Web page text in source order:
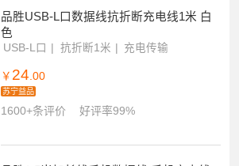
品胜USB-L口数据线抗折断充电线1米 白
色
USB-L口 抗折断1米 充电传输
￥ 24 .00
苏宁益品
1600+条评价 好评率99%